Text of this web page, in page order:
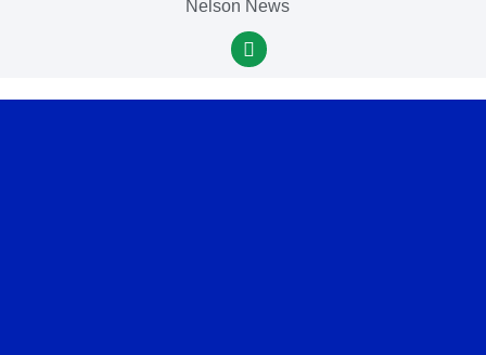
Nelson News